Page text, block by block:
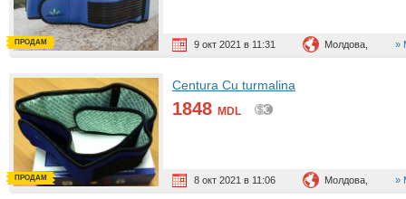
9 окт 2021 в 11:31 Молдова,
ПРОДАМ
Centura Cu turmalina
1848 MDL
8 окт 2021 в 11:06 Молдова,
ПРОДАМ